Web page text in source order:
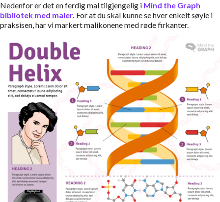
Nedenfor er det en ferdig mal tilgjengelig i Mind the Graph
bibliotek med maler. For at du skal kunne se hver enkelt søyle i
praksisen, har vi markert malikonene med røde firkanter.